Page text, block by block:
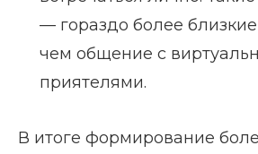
— гораздо более
чем общение с
приятелями.
В итоге формирование